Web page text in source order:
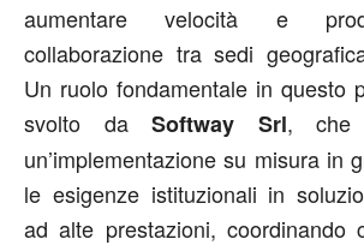
aumentare velocità e
collaborazione tra sedi
Un ruolo fondamentale in questo
svolto da Softway Srl, che
un’implementazione su misura in
le esigenze istituzionali in
ad alte prestazioni, coordinando